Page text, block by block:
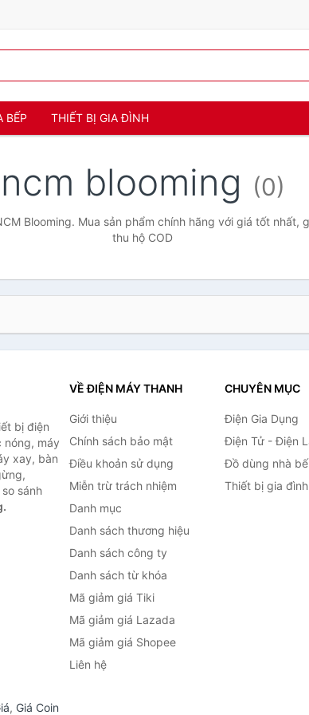
BẾP THIẾT BỊ GIA ĐÌNH
ncm blooming (0)
Blooming. Mua sản phẩm chính hãng với giá tốt nhất,
thu hộ COD
bị điện
nóng, máy
xay, bàn
sánh
VỀ ĐIỆN MÁY THANH
Giới thiệu
Chính sách bảo mật
Điều khoản sử dụng
Miễn trừ trách nhiệm
Danh mục
Danh sách thương hiệu
Danh sách công ty
Danh sách từ khóa
Mã giảm giá Tiki
Mã giảm giá Lazada
Mã giảm giá Shopee
Liên hệ
CHUYÊN MỤC
Điện Gia Dụng
Điện Tử - Điện
Đồ dùng nhà
Thiết bị gia đình
, Giá Coin